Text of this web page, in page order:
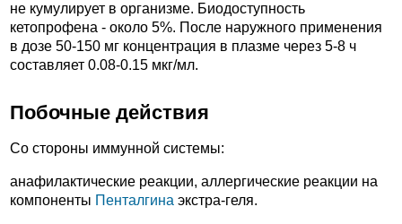
не кумулирует в организме. Биодоступность
кетопрофена - около 5%. После наружного применения
в дозе 50-150 мг концентрация в плазме через 5-8 ч
составляет 0.08-0.15 мкг/мл.
Побочные действия
Со стороны иммунной системы:
анафилактические реакции, аллергические реакции на
компоненты Пенталгина экстра-геля.